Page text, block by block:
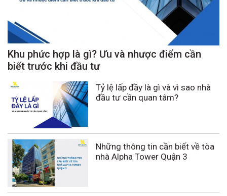
Khu phức hợp là gì? Ưu và nhược điểm cần
biết trước khi đầu tư
Tỷ lệ lấp đầy là gì và vì sao nhà
đầu tư cần quan tâm?
Những thông tin cần biết về tòa
nhà Alpha Tower Quận 3